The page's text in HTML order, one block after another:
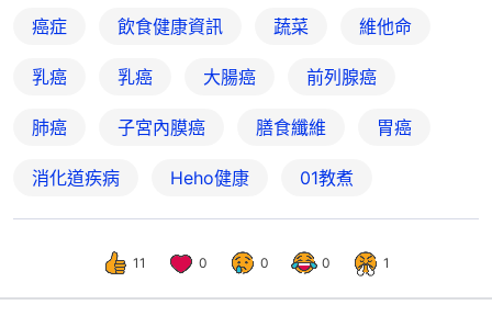
癌症 飲食健康資訊 蔬菜 維他命
乳癌 乳癌 大腸癌 前列腺癌
肺癌 子宮內膜癌 膳食纖維 胃癌
消化道疾病 Heho健康 01教煮
11 0 0 0 1